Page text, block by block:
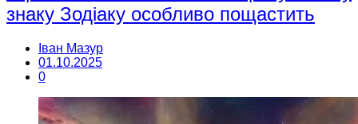
знаку Зодіаку особливо пощастить
Іван Мазур
01.10.2025
0